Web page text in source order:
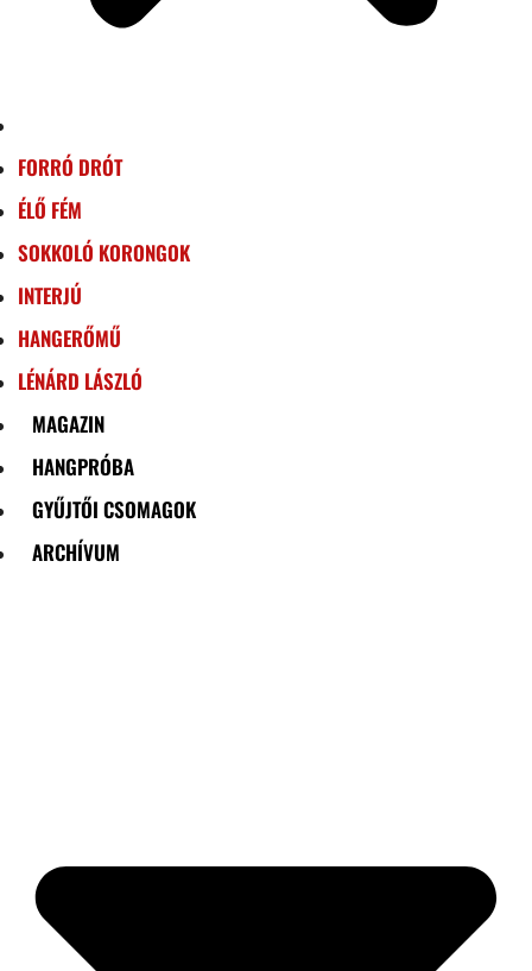
FORRÓ DRÓT
ÉLŐ FÉM
SOKKOLÓ KORONGOK
INTERJÚ
HANGERŐMŰ
LÉNÁRD LÁSZLÓ
MAGAZIN
HANGPRÓBA
GYŰJTŐI CSOMAGOK
ARCHÍVUM